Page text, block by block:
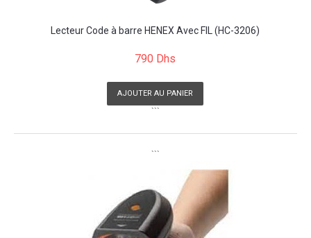
Lecteur Code à barre HENEX Avec FIL (HC-3206)
790 Dhs
AJOUTER AU PANIER
```
```